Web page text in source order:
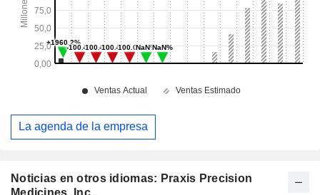
Noticias en otros idiomas: Praxis Precision
Medicines, Inc.
La agenda de la empresa